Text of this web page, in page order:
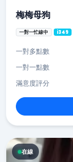
梅梅母狗
一對一忙線中 i349
一對多點數
一對一點數
滿意度評分
在線